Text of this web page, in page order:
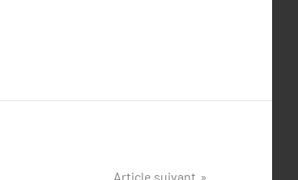
Article suivant